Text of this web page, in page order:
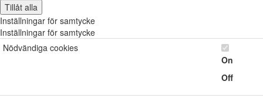
Tillåt alla
Inställningar för samtycke
Inställningar för samtycke
Nödvändiga cookies
On
Off